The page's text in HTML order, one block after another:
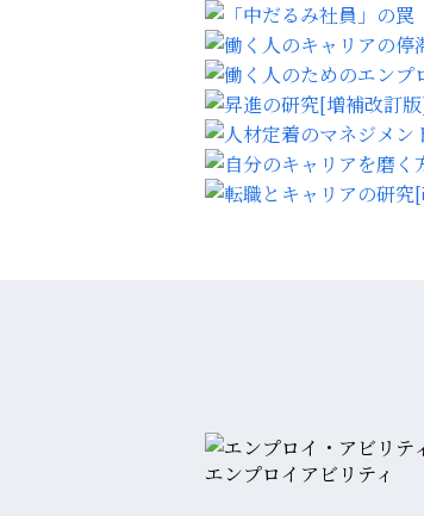
エンプロイアビリティ